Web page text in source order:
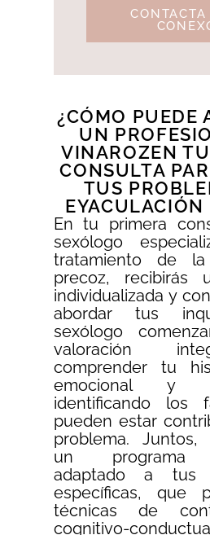
CONTACTA
¿CÓMO PUEDE
UN
VINAROZEN
CONSULTA
TUS
EYACULACIÓN
En tu primera
sexólogo
tratamiento de la
precoz, recibirás
individualizada y
abordar tus
sexólogo
valoración
comprender tu
emocional y
identificando los
pueden estar
problema. Juntos,
un programa
adaptado a tus
específicas, que
técnicas de
cognitivo-